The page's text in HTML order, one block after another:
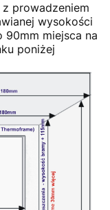
prowadzeniem
wysokości
miejsca na
poniżej